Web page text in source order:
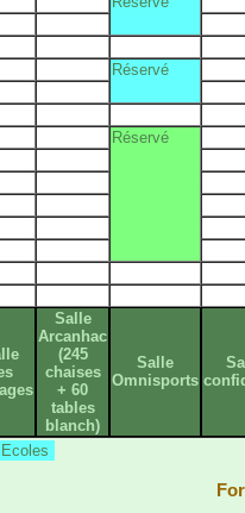
Réservé
Réservé
Salle
Arcanhac
(245
chaises
+ 60
tables
blanch)
Salle
Omnisports
Ecoles